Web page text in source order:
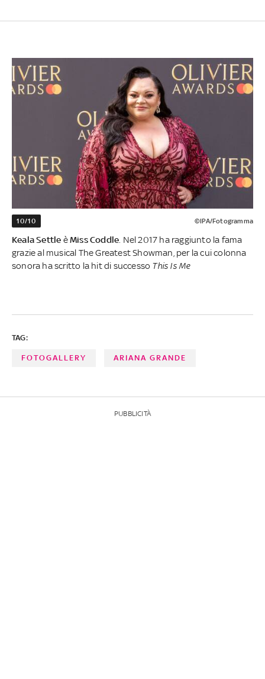
10/10 ©IPA/Fotogramma
Keala Settle èMiss Coddle . Nel 2017 ha raggiunto la fama
grazie al musical The Greatest Showman, per la cui colonna
sonora ha scritto la hit di successo This Is Me
TAG:
FOTOGALLERY ARIANA GRANDE
PUBBLICITÀ